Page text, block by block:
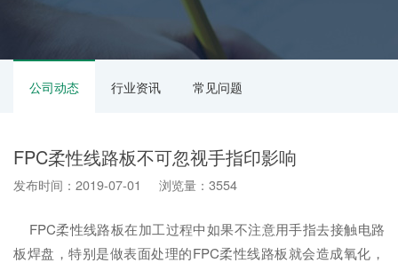
公司动态 行业资讯 常见问题
FPC柔性线路板不可忽视手指印影响
发布时间：2019-07-01 浏览量：3554
FPC柔性线路板在加工过程中如果不注意用手指去接触电路
板焊盘，特别是做表面处理的FPC柔性线路板就会造成氧化，